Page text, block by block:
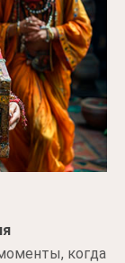
когда